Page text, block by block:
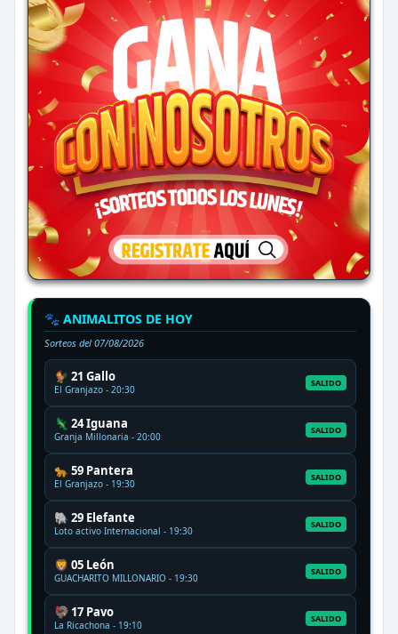
🐾 ANIMALITOS DE HOY
Sorteos del 07/08/2026
🐓 21 Gallo
El Granjazo - 20:30
SALIDO
🦎 24 Iguana
Granja Millonaria - 20:00
SALIDO
🐆 59 Pantera
El Granjazo - 19:30
SALIDO
🐘 29 Elefante
Loto activo Internacional - 19:30
SALIDO
🦁 05 León
GUACHARITO MILLONARIO - 19:30
SALIDO
🦃 17 Pavo
La Ricachona - 19:10
SALIDO